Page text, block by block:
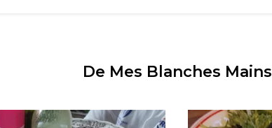
De Mes Blanches Mains